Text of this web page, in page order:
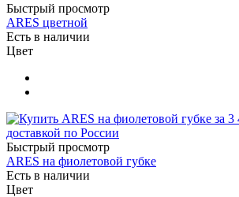
Быстрый просмотр
ARES цветной
Есть в наличии
Цвет
Быстрый просмотр
ARES на фиолетовой губке
Есть в наличии
Цвет